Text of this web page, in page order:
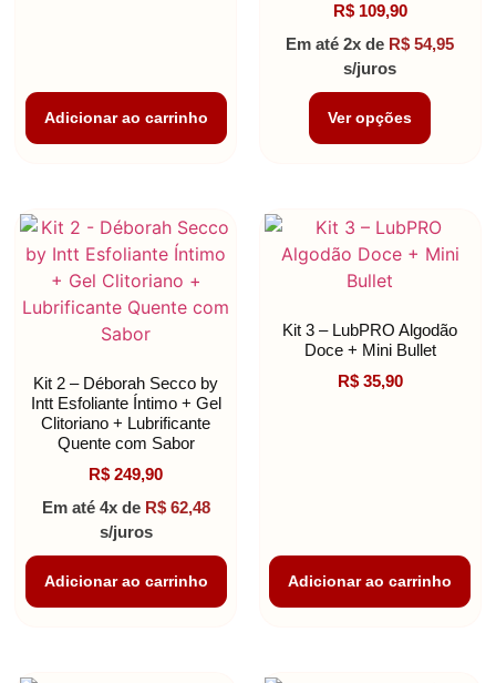
Adicionar ao carrinho
R$109,90
Em até 2x de R$ 54,95
s/juros
Ver opções
Kit 2 – Déborah Secco by
Intt Esfoliante Íntimo + Gel
Clitoriano + Lubrificante
Quente com Sabor
R$ 249,90
Em até 4x de R$62,48
s/juros
Adicionar ao carrinho
Kit 3 – LubPRO Algodão
Doce + Mini Bullet
R$35,90
Adicionar ao carrinho